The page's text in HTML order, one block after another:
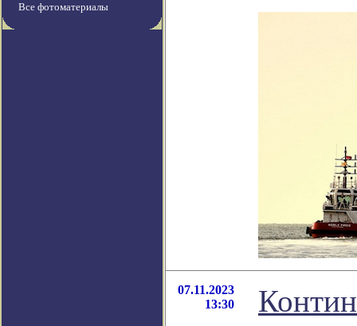
Все фотоматериалы
07.11.2023
13:30